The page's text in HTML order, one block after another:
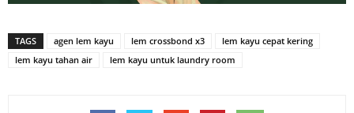
TAGS agen lem kayu lem crossbond x3
lem kayu cepat kering
lem kayu tahan air
lem kayu untuk laundry room